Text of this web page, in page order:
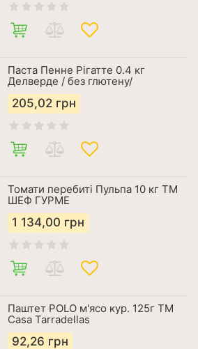
Паста Пенне Рігатте 0.4 кг
Делверде / без глютену/
205,02 грн
Томати перебиті Пульпа 10 кг ТМ
ШЕФ ГУРМЕ
1 134,00 грн
Паштет POLO м'ясо кур. 125г ТМ
Casa Tarradellas
92,26 грн